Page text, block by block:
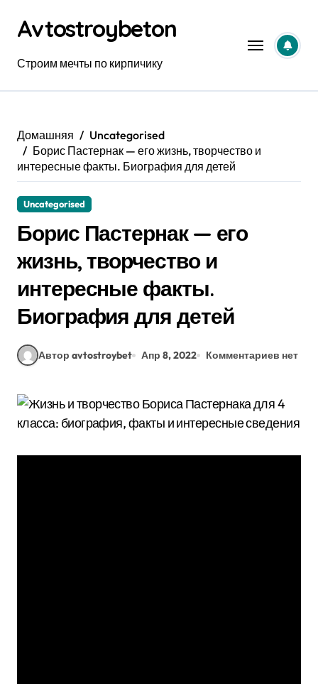
содержанию
Avtostroybeton
Строим мечты по кирпичику
Домашняя
Uncategorised
Борис Пастернак — его жизнь, творчество и
интересные факты. Биография для детей
Uncategorised
Борис Пастернак — его
жизнь, творчество и
интересные факты.
Биография для детей
Автор avtostroybet Апр 8, 2022 Комментариев нет